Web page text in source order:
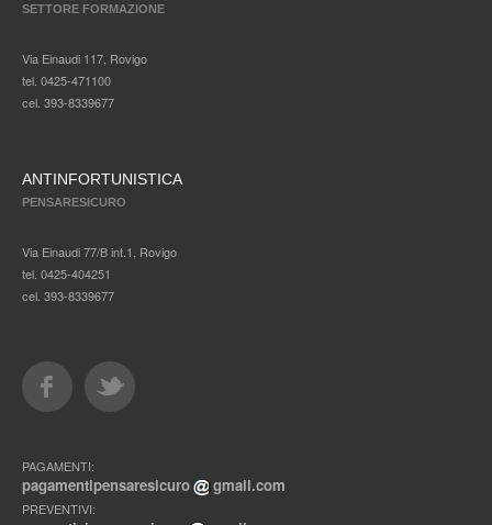
SETTORE FORMAZIONE
Via Einaudi 117, Rovigo
tel. 0425-471100
cel. 393-8339677
ANTINFORTUNISTICA
PENSARESICURO
Via Einaudi 77/B int.1, Rovigo
tel. 0425-404251
cel. 393-8339677
PAGAMENTI:
pagamentipensaresicuro gmail.com
PREVENTIVI: